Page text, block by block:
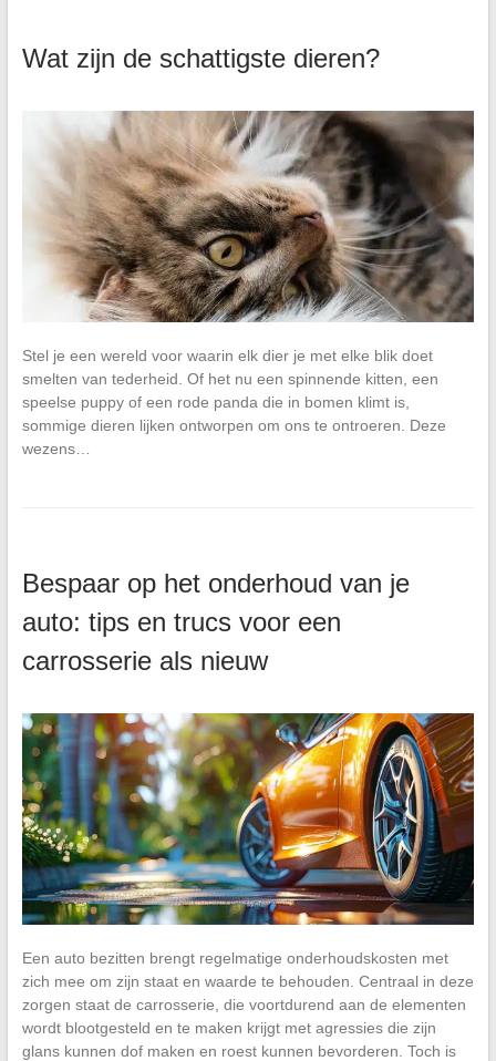
Wat zijn de schattigste dieren?
Stel je een wereld voor waarin elk dier je met elke blik doet
smelten van tederheid. Of het nu een spinnende kitten, een
speelse puppy of een rode panda die in bomen klimt is,
sommige dieren lijken ontworpen om ons te ontroeren. Deze
wezens…
Bespaar op het onderhoud van je
auto: tips en trucs voor een
carrosserie als nieuw
Een auto bezitten brengt regelmatige onderhoudskosten met
zich mee om zijn staat en waarde te behouden. Centraal in deze
zorgen staat de carrosserie, die voortdurend aan de elementen
wordt blootgesteld en te maken krijgt met agressies die zijn
glans kunnen dof maken en roest kunnen bevorderen. Toch is